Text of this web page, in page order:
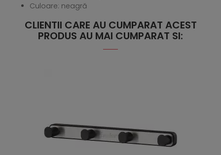
Culoare: neagră
CLIENTII CARE AU CUMPARAT ACEST
PRODUS AU MAI CUMPARAT SI: